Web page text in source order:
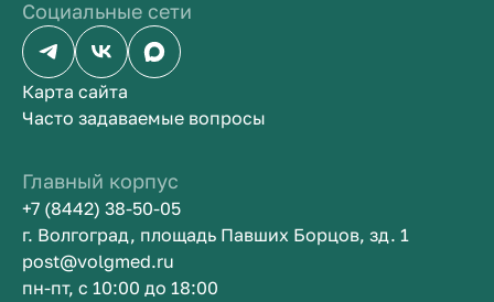
Социальные сети
Карта сайта
Часто задаваемые вопросы
Главный корпус
+7 (8442) 38-50-05
г. Волгоград, площадь Павших Борцов, зд. 1
post@volgmed.ru
пн-пт, с 10:00 до 18:00